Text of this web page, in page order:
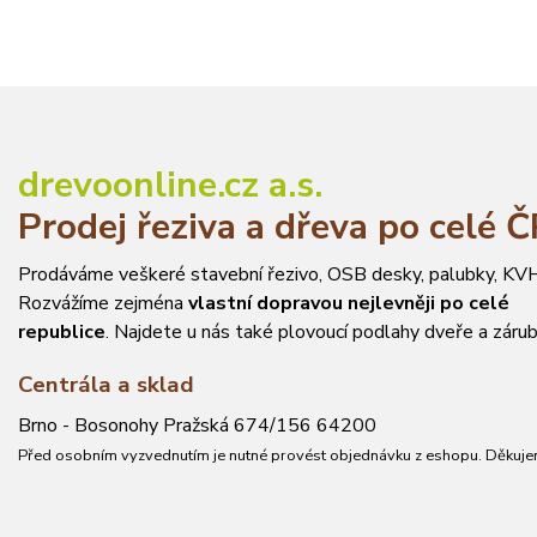
drevoonline.cz a.s.
Prodej řeziva a dřeva po celé
Prodáváme veškeré stavební řezivo, OSB desky, palubky,
Rozvážíme zejména vlastní dopravou nejlevněji po celé
republice. Najdete u nás také plovoucí podlahy dveře a
Centrála a sklad
Brno - Bosonohy Pražská 674/156 64200
Před osobním vyzvednutím je nutné provést objednávku z eshopu.